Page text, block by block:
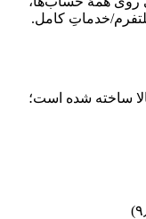
ساخته شده است؛
)